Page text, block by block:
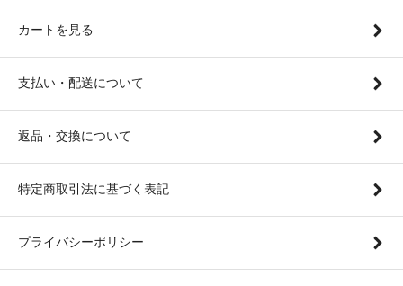
カートを見る
支払い・配送について
返品・交換について
特定商取引法に基づく表記
プライバシーポリシー